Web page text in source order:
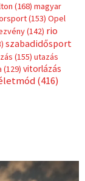
kickbox(204)
(168)
magyar